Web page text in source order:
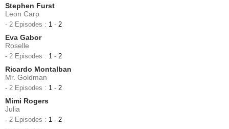
Stephen Furst
Leon Carp
- 2 Episodes : 1 - 2
Eva Gabor
Roselle
- 2 Episodes : 1 - 2
Ricardo Montalban
Mr. Goldman
- 2 Episodes : 1 - 2
Mimi Rogers
Julia
- 2 Episodes : 1 - 2